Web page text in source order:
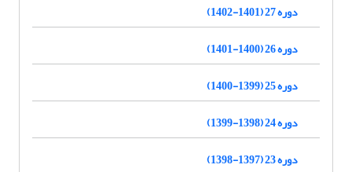
دوره 27 (1401-1402)
دوره 26 (1400-1401)
دوره 25 (1399-1400)
دوره 24 (1398-1399)
دوره 23 (1397-1398)